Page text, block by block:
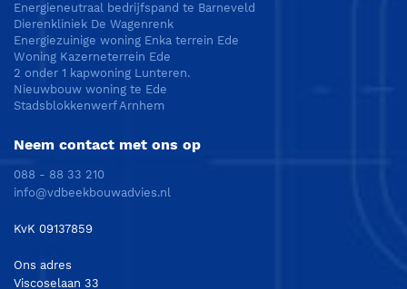
Energieneutraal bedrijfspand te Barneveld
Dierenkliniek De Wagenrenk
Energiezuinige woning Enka terrein Ede
Woning Kazerneterrein Ede
2 onder 1 kapwoning Lunteren.
Nieuwbouw woning te Ede
Stadsblokkenwerf Arnhem
Neem contact met ons op
088 - 88 33 210
info@vdbeekbouwadvies.nl
KvK 09137859
Ons adres
Viscoselaan 33